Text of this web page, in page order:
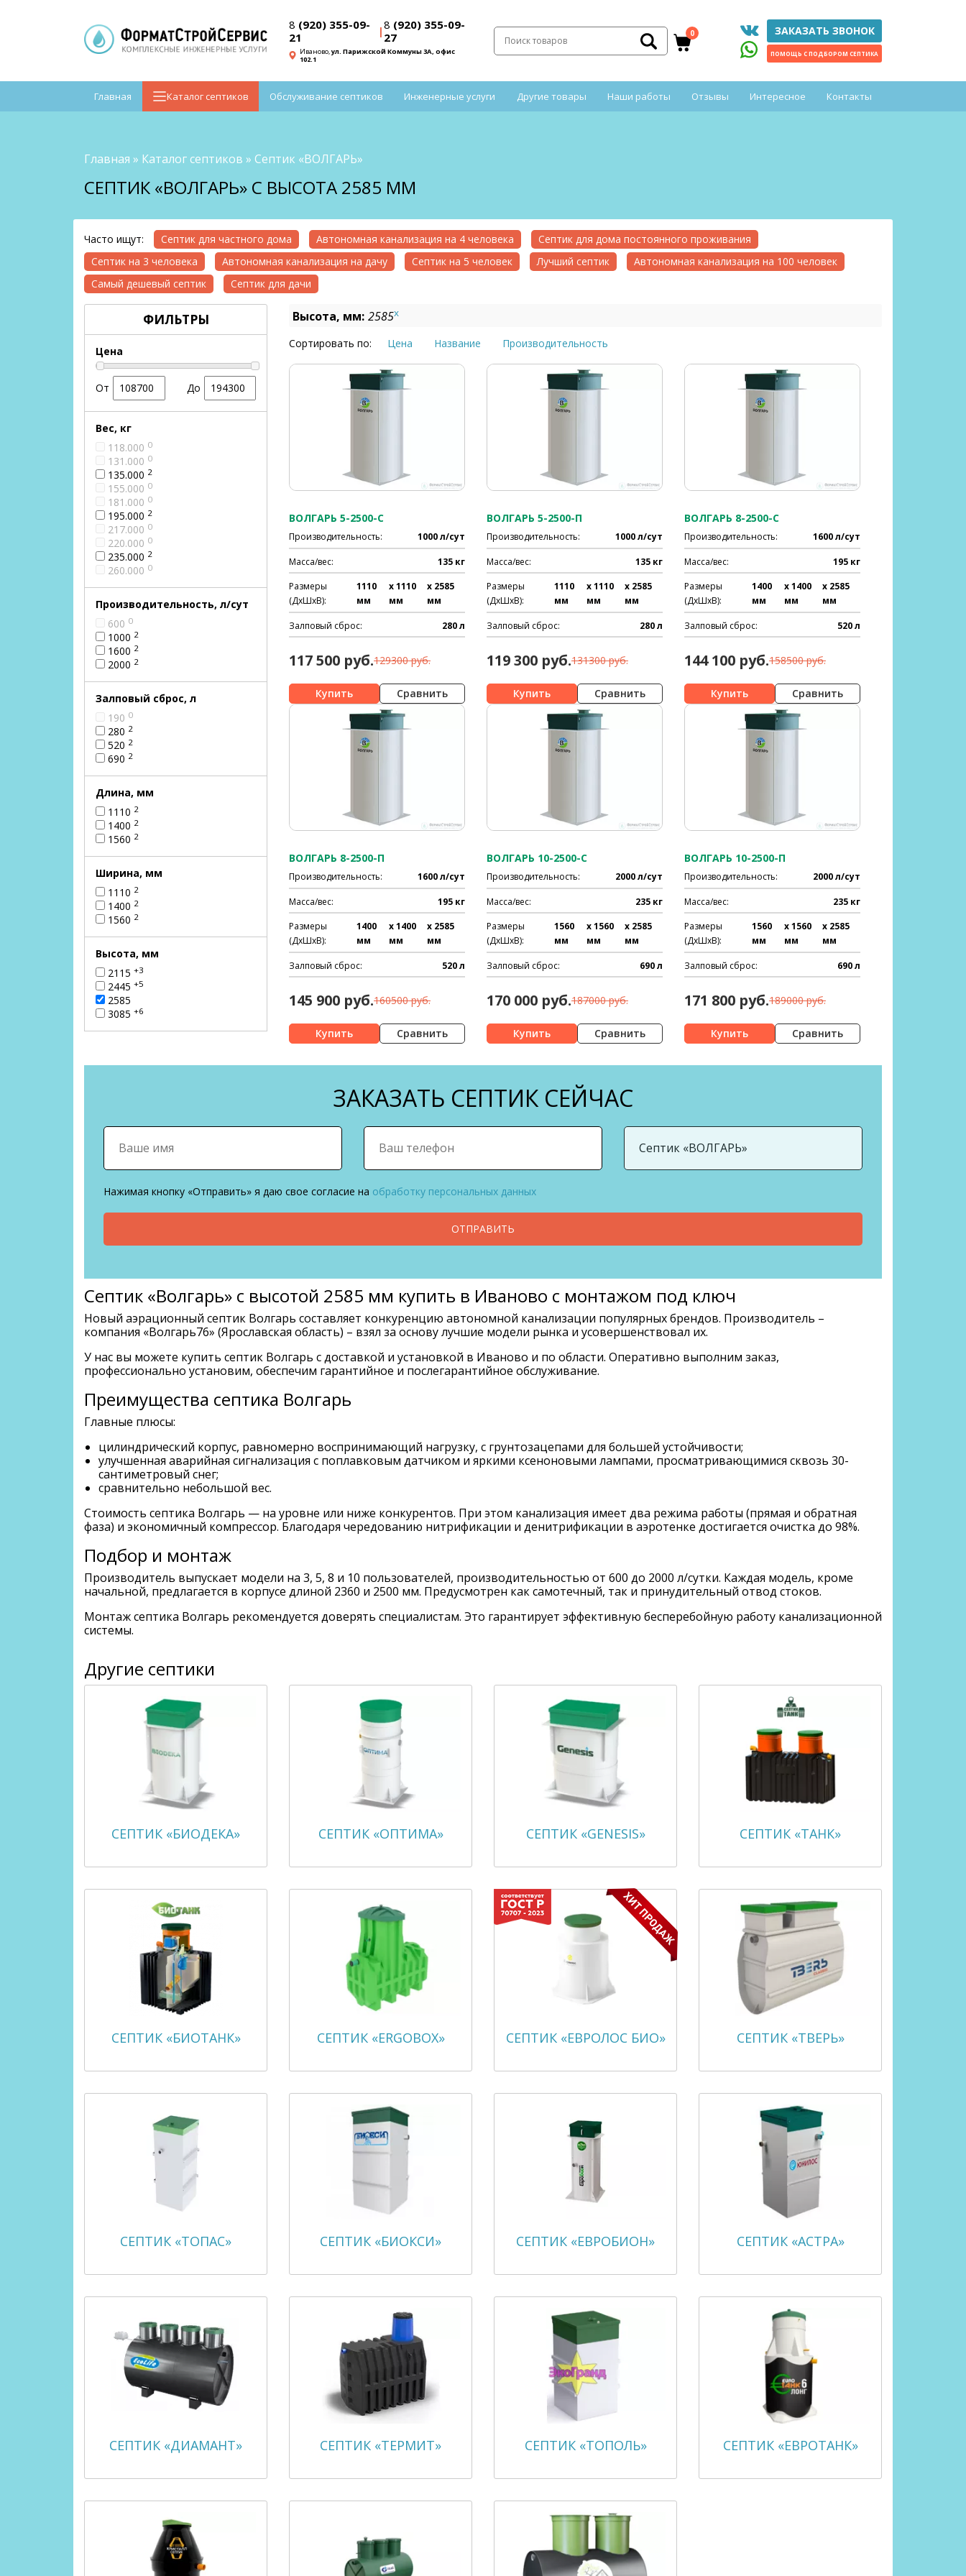
8 (920) 355-09-
21
|8 (920) 355-09-
27
Иваново,ул. Парижской Коммуны 3А, офис
102.1
0 ЗАКАЗАТЬ ЗВОНОК
ПОМОЩЬ С ПОДБОРОМ СЕПТИКА
Главная Каталог септиков Обслуживание септиков Инженерные услуги Другие товары Наши работы Отзывы Интересное Контакты
Главная » Каталог септиков » Септик «ВОЛГАРЬ»
СЕПТИК «ВОЛГАРЬ» С ВЫСОТА 2585 ММ
Часто ищут: Септик для частного дома Автономная канализация на 4 человека
Септик для дома постоянного проживания
Септик на 3 человека
Автономная канализация на дачу Септик на 5 человек Лучший септик
Автономная канализация на 100 человек
Самый дешевый септик
Септик для дачи
ФИЛЬТРЫ
Цена
От До
Вес, кг
118.000 0
131.000 0
135.000 2
155.000 0
181.000 0
195.000 2
217.000 0
220.000 0
235.000 2
260.000 0
Производительность, л/сут
600 0
1000 2
1600 2
2000 2
Залповый сброс, л
190 0
280 2
520 2
690 2
Длина, мм
1110 2
1400 2
1560 2
Ширина, мм
1110 2
1400 2
1560 2
Высота, мм
2115 +3
2445 +5
2585
3085 +6
Высота, мм: 2585x
Сортировать по: Цена Название Производительность
ВОЛГАРЬ 5-2500-С
Производительность: 1000 л/сут
Масса/вес: 135 кг
Размеры
(ДхШхВ):
1110
мм
x 1110
мм
x 2585
мм
Залповый сброс: 280 л
117 500 руб.129300 руб.
Сравнить
ВОЛГАРЬ 5-2500-П
Производительность: 1000 л/сут
Масса/вес: 135 кг
Размеры
(ДхШхВ):
1110
мм
x 1110
мм
x 2585
мм
Залповый сброс: 280 л
119 300 руб.131300 руб.
Сравнить
ВОЛГАРЬ 8-2500-С
Производительность: 1600 л/сут
Масса/вес: 195 кг
Размеры
(ДхШхВ):
1400
мм
x 1400
мм
x 2585
мм
Залповый сброс: 520 л
144 100 руб.158500 руб.
Сравнить
ВОЛГАРЬ 8-2500-П
Производительность: 1600 л/сут
Масса/вес: 195 кг
Размеры
(ДхШхВ):
1400
мм
x 1400
мм
x 2585
мм
Залповый сброс: 520 л
145 900 руб.160500 руб.
Сравнить
ВОЛГАРЬ 10-2500-С
Производительность: 2000 л/сут
Масса/вес: 235 кг
Размеры
(ДхШхВ):
1560
мм
x 1560
мм
x 2585
мм
Залповый сброс: 690 л
170 000 руб.187000 руб.
Сравнить
ВОЛГАРЬ 10-2500-П
Производительность: 2000 л/сут
Масса/вес: 235 кг
Размеры
(ДхШхВ):
1560
мм
x 1560
мм
x 2585
мм
Залповый сброс: 690 л
171 800 руб.189000 руб.
Сравнить
ЗАКАЗАТЬ СЕПТИК СЕЙЧАС
Нажимая кнопку «Отправить» я даю свое согласие на обработку персональных данных
ОТПРАВИТЬ
Септик «Волгарь» с высотой 2585 мм купить в Иваново с монтажом под ключ
Новый аэрационный септик Волгарь составляет конкуренцию автономной канализации популярных брендов. Производитель –
компания «Волгарь76» (Ярославская область) – взял за основу лучшие модели рынка и усовершенствовал их.
У нас вы можете купить септик Волгарь с доставкой и установкой в Иваново и по области. Оперативно выполним заказ,
профессионально установим, обеспечим гарантийное и послегарантийное обслуживание.
Преимущества септика Волгарь
Главные плюсы:
цилиндрический корпус, равномерно воспринимающий нагрузку, с грунтозацепами для большей устойчивости;
улучшенная аварийная сигнализация с поплавковым датчиком и яркими ксеноновыми лампами, просматривающимися сквозь 30-
сантиметровый снег;
сравнительно небольшой вес.
Стоимость септика Волгарь — на уровне или ниже конкурентов. При этом канализация имеет два режима работы (прямая и обратная
фаза) и экономичный компрессор. Благодаря чередованию нитрификации и денитрификации в аэротенке достигается очистка до 98%.
Подбор и монтаж
Производитель выпускает модели на 3, 5, 8 и 10 пользователей, производительностью от 600 до 2000 л/сутки. Каждая модель, кроме
начальной, предлагается в корпусе длиной 2360 и 2500 мм. Предусмотрен как самотечный, так и принудительный отвод стоков.
Монтаж септика Волгарь рекомендуется доверять специалистам. Это гарантирует эффективную бесперебойную работу канализационной
системы.
Другие септики
СЕПТИК «БИОДЕКА» СЕПТИК «ОПТИМА» СЕПТИК «GENESIS» СЕПТИК «ТАНК»
СЕПТИК «БИОТАНК» СЕПТИК «ERGOBOX» СЕПТИК «ЕВРОЛОС БИО» СЕПТИК «ТВЕРЬ»
СЕПТИК «ТОПАС» СЕПТИК «БИОКСИ» СЕПТИК «ЕВРОБИОН» СЕПТИК «АСТРА»
СЕПТИК «ДИАМАНТ» СЕПТИК «ТЕРМИТ» СЕПТИК «ТОПОЛЬ» СЕПТИК «ЕВРОТАНК»